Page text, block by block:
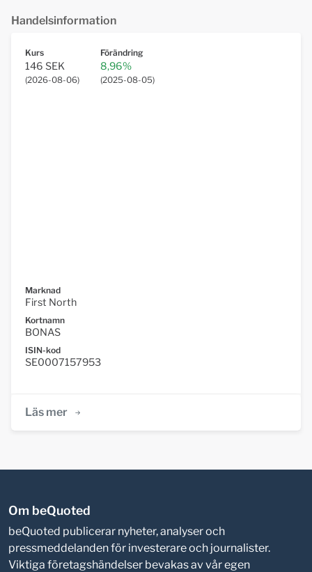
Handelsinformation
Kurs
146 SEK
(2026-08-06)
Förändring
8,96%
(2025-08-05)
Marknad
First North
Kortnamn
BONAS
ISIN-kod
SE0007157953
Läs mer
Om beQuoted
beQuoted publicerar nyheter, analyser och
pressmeddelanden för investerare och journalister.
Viktiga företagshändelser bevakas av vår egen